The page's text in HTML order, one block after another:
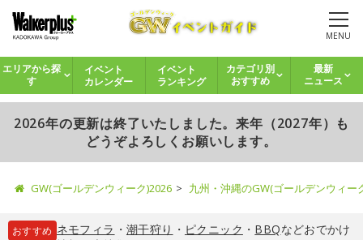
MENU
エリアから探
す
イベント
カレンダー
イベント
ランキング
カテゴリ別
おすすめ
最新
ニュース
2026年の更新は終了いたしました。来年（2027年）も
どうぞよろしくお願いします。
GW(ゴールデンウィーク)2026 九州・沖縄のGW(ゴールデンウィ
おすすめ ネモフィラ ・ 潮干狩り ・ ピクニック ・ BBQなどおでかけ